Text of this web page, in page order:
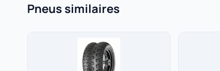
Pneus similaires